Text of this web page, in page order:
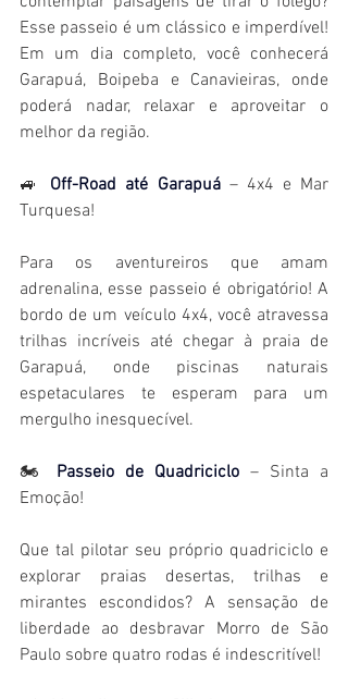
Esse passeio é um clássico e imperdível!
Em um dia completo, você conhecerá
Garapuá, Boipeba e Canavieiras, onde
poderá nadar, relaxar e aproveitar o
melhor da região.
🚙 Off-Road até Garapuá – 4x4 e Mar
Turquesa!
Para os aventureiros que amam
adrenalina, esse passeio é obrigatório! A
bordo de um veículo 4x4, você atravessa
trilhas incríveis até chegar à praia de
Garapuá, onde piscinas naturais
espetaculares te esperam para um
mergulho inesquecível.
🏍️ Passeio de Quadriciclo – Sinta a
Emoção!
Que tal pilotar seu próprio quadriciclo e
explorar praias desertas, trilhas e
mirantes escondidos? A sensação de
liberdade ao desbravar Morro de São
Paulo sobre quatro rodas é indescritível!